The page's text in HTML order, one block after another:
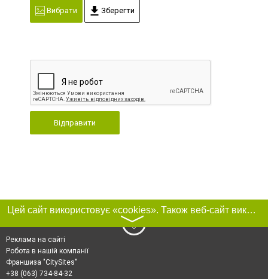
Вибрати
Зберегти
Відправити
Цей сайт використовує «cookies». Також веб-сайт використовує інтернет-сервіс для збору технічних даних стосовно відвідувачів з метою отримання маркетингової та статистичної інформації. Умови обробки даних відвідувачів сайту див.
〉
Реклама на сайті
Робота в нашій компанії
Франшиза "CitySites"
+38 (063) 734-84-32